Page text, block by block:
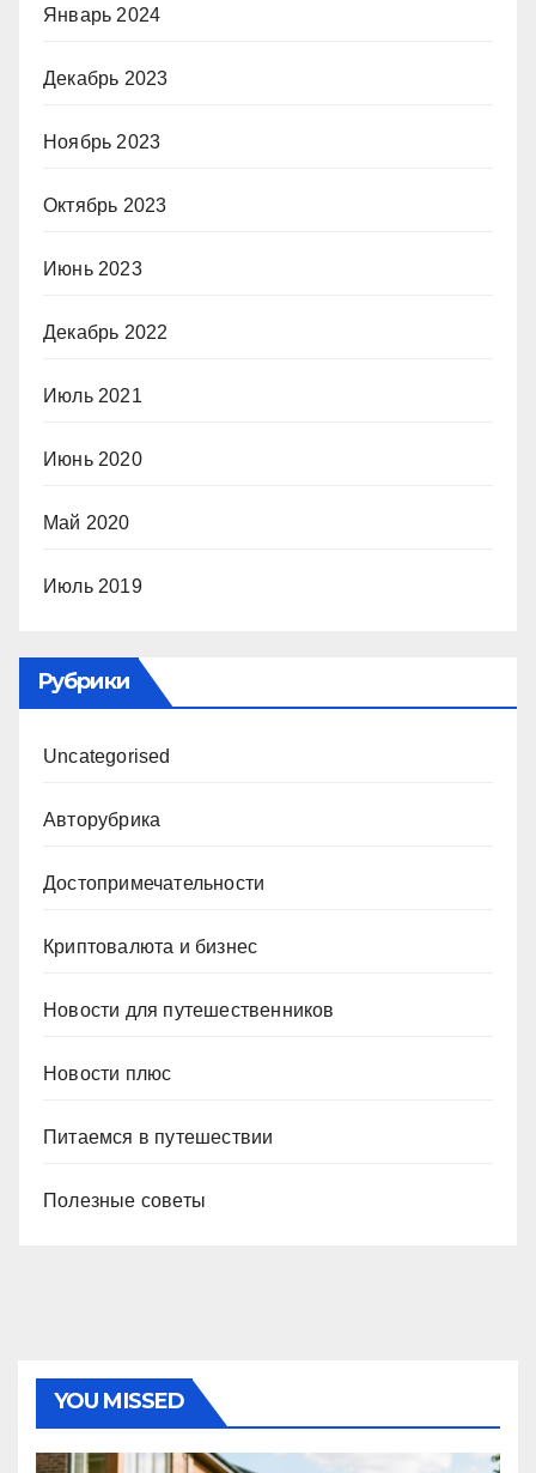
Январь 2024
Декабрь 2023
Ноябрь 2023
Октябрь 2023
Июнь 2023
Декабрь 2022
Июль 2021
Июнь 2020
Май 2020
Июль 2019
Рубрики
Uncategorised
Авторубрика
Достопримечательности
Криптовалюта и бизнес
Новости для путешественников
Новости плюс
Питаемся в путешествии
Полезные советы
YOU MISSED